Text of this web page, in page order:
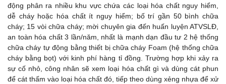
động phân ra nhiều khu vực chứa các loại hóa chất nguy hiểm,
dễ cháy hoặc hóa chất ít nguy hiểm; bố trí gần 50 bình chữa
cháy; 15 vòi chữa cháy; mời chuyên gia đến huấn luyện ATVSLĐ,
an toàn hóa chất 3 lần/năm, nhất là mạnh dạn đầu tư 2 hệ thống
chữa cháy tự động bằng thiết bị chữa cháy Foam (hệ thống chữa
cháy bằng bọt) với kinh phí hàng tỉ đồng. Trường hợp khi xảy ra
sự cố nhỏ, công nhân sẽ xem loại hóa chất gì và dùng cát phun
để cát thấm vào loại hóa chất đó, tiếp theo dùng xẻng nhựa để xử